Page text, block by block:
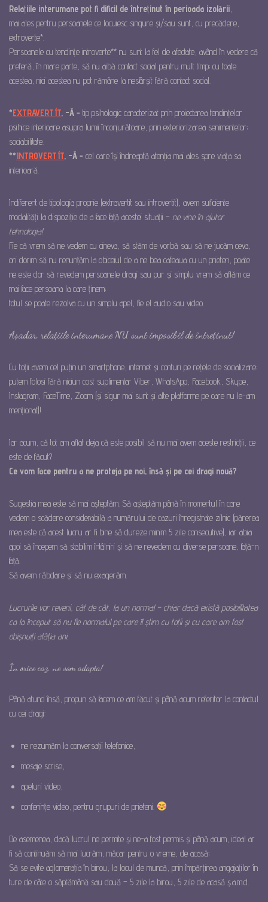
Relațiile interumane pot fi dificil de întreținut în perioada izolării
mai ales pentru persoanele ce locuiesc singure și/sau sunt, cu precădere,
extroverte*.
Persoanele cu tendințe introverte** nu sunt la fel de afectate, având în vedere că
preferă, în mare parte, să nu aibă contact social pentru mult timp; cu toate
acestea, nici acestea nu pot rămâne la nesfârșit fără contact social.
*EXTRAVERTÍT, -Ă = tip psihologic caracterizat prin proiectarea tendințelor
psihice interioare asupra lumii înconjurătoare, prin exteriorizarea senimentelor;
sociabilitate.
**INTROVERTÍT, -Ă = cel care își îndreaptă atenția mai ales spre viața sa
interioară.
Indiferent de tipologia proprie (extravertit sau introvertit), avem suficiente
modalități la dispoziție de a face față acestei situații – ne vine în ajutor
tehnologia!
Fie că vrem să ne vedem cu cineva, să stăm de vorbă sau să ne jucăm ceva,
ori dorim să nu renunțăm la obiceiul de a ne bea cafeaua cu un prieten, poate
ne este dor să revedem persoanele dragi sau pur și simplu vrem să aflăm ce
mai face persoana la care ținem;
totul se poate rezolva cu un simplu apel, fie el audio sau video.
Așadar, relațiile interumane NU sunt imposibil de întreținut!
Cu toții avem cel puțin un smartphone, internet și conturi pe rețele de socializare;
putem folosi fără niciun cost suplimentar Viber, WhatsApp, Facebook, Skype,
Instagram, FaceTime, Zoom (și sigur mai sunt și alte platforme pe care nu le-am
menționat)!
Iar acum, că tot am aflat deja că este posibil să nu mai avem aceste restricții, ce
este de făcut?
Ce vom face pentru a ne proteja pe noi, însă și pe cei dragi nouă?
Sugestia mea este să mai așteptăm. Să așteptăm până în momentul în care
vedem o scădere considerabilă a numărului de cazuri înregistrate zilnic (părerea
mea este că acest lucru ar fi bine să dureze minim 5 zile consecutive), iar abia
apoi să începem să stabilim întâlniri și să ne revedem cu diverse persoane, față-n
față.
Să avem răbdare și să nu exagerăm.
Lucrurile vor reveni, cât de cât, la un normal – chiar dacă există posibilitatea
ca la început să nu fie normalul pe care îl știm cu toții și cu care am fost
obișnuiți atâția ani.
În orice caz, ne vom adapta!
Până atunci însă, propun să facem ce am făcut și până acum referitor la contactul
cu cei dragi:
ne rezumăm la conversații telefonice,
mesaje scrise,
apeluri video,
conferințe video, pentru grupuri de prieteni.
De asemenea, dacă lucrul ne permite și ne-a fost permis și până acum, ideal ar
fi să continuăm să mai lucrăm, măcar pentru o vreme, de acasă;
Să se evite aglomerația în birou, la locul de muncă, prin împărțirea angajaților în
ture de câte o săptămână sau două – 5 zile la birou, 5 zile de acasă ș.a.m.d.